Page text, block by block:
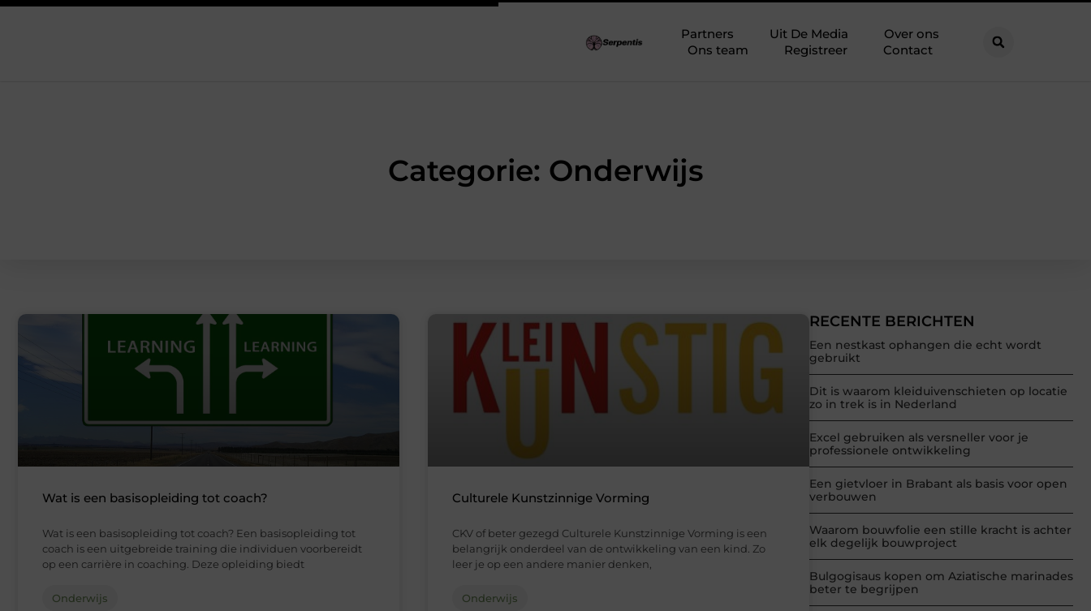
Partners Uit De Media
Over ons
Ons team
Registreer Contact
Categorie: Onderwijs
RECENTE BERICHTEN
Een nestkast ophangen die echt wordt
gebruikt
Dit is waarom kleiduivenschieten op locatie
zo in trek is in Nederland
Excel gebruiken als versneller voor je
professionele ontwikkeling
Een gietvloer in Brabant als basis voor open
verbouwen
Waarom bouwfolie een stille kracht is achter
elk degelijk bouwproject
Bulgogisaus kopen om Aziatische marinades
beter te begrijpen
Wat is een basisopleiding tot coach?
Wat is een basisopleiding tot coach? Een basisopleiding tot
coach is een uitgebreide training die individuen voorbereidt
op een carrière in coaching. Deze opleiding biedt
Onderwijs
Culturele Kunstzinnige Vorming
CKV of beter gezegd Culturele Kunstzinnige Vorming is een
belangrijk onderdeel van de ontwikkeling van een kind. Zo
leer je op een andere manier denken,
Onderwijs